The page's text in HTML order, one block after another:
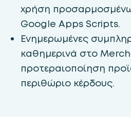
χρήση
Google Apps Scripts.
Ενημερωμένες
καθημερινά στο
προτεραιοποίηση
περιθώριο κέρδους.